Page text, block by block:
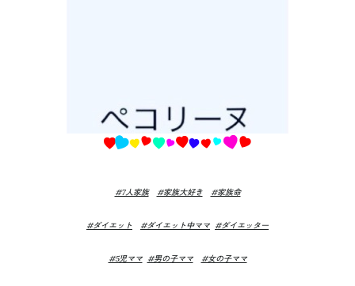
#7人家族 #家族大好き #家族命
#ダイエット #ダイエット中ママ #ダイエッター
#5児ママ #男の子ママ #女の子ママ